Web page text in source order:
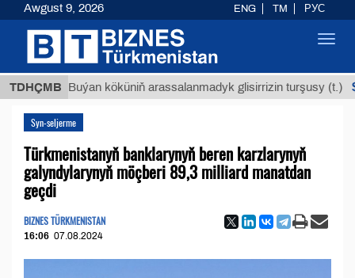
TDHÇMBBuýan köküniň arassalanmadyk glisirrizin turşusy (t.)
Syn-seljerme
Türkmenistanyň banklarynyň beren karzlarynyň
galyndylarynyň möçberi 89,3 milliard manatdan
geçdi
BIZNES TÜRKMENISTAN
16:06 07.08.2024
Awgust 9, 2026 ENG TM РУС